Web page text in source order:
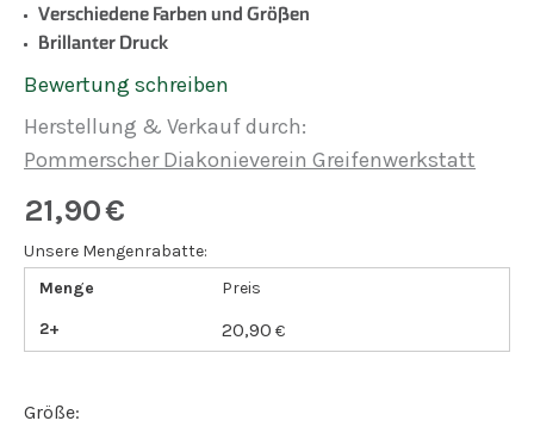
Verschiedene Farben und Größen
Brillanter Druck
Bewertung schreiben
Herstellung & Verkauf durch:
Pommerscher Diakonieverein Greifenwerkstatt
21,90€
Unsere Mengenrabatte:
Menge
Preis
2+
20,90 €
Größe: